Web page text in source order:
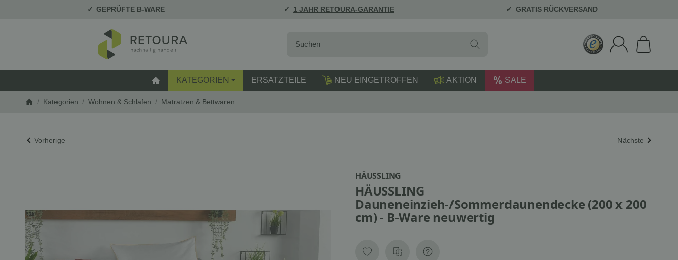
GEPRÜFTE B-WARE 1 JAHR RETOURA-GARANTIE GRATIS RÜCKVERSAND
STARTSEITE
KATEGORIEN ERSATZTEILE NEU EINGETROFFEN AKTION SALE
/ Kategorien / Wohnen & Schlafen / Matratzen & Bettwaren
Vorherige Nächste
HÄUSSLING
HÄUSSLING
Dauneneinzieh-/Sommerdaunendecke (200 x 200
cm) - B-Ware neuwertig